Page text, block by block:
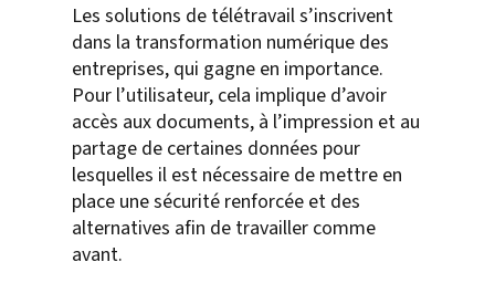
Les solutions de télétravail s’inscrivent
dans la transformation numérique des
entreprises, qui gagne en importance.
Pour l’utilisateur, cela implique d’avoir
accès aux documents, à l’impression et au
partage de certaines données pour
lesquelles il est nécessaire de mettre en
place une sécurité renforcée et des
alternatives afin de travailler comme
avant.